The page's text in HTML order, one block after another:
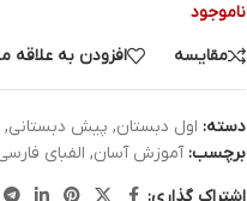
ناموجود
مقایسه
افزودن به علاقه
دسته: اول دبستان, پیش دبستانی,
برچسب: آموزش آسان, الفبای
اشتراک گذاری: